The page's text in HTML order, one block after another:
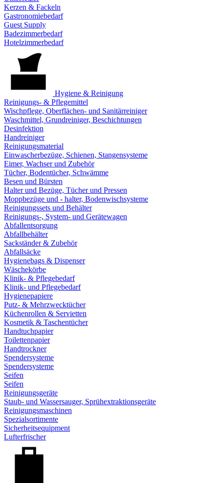
Kerzen & Fackeln
Gastronomiebedarf
Guest Supply
Badezimmerbedarf
Hotelzimmerbedarf
Hygiene & Reinigung
Reinigungs- & Pflegemittel
Wischpflege, Oberflächen- und Sanitärreiniger
Waschmittel, Grundreiniger, Beschichtungen
Desinfektion
Handreiniger
Reinigungsmaterial
Einwascherbezüge, Schienen, Stangensysteme
Eimer, Wachser und Zubehör
Tücher, Bodentücher, Schwämme
Besen und Bürsten
Halter und Bezüge, Tücher und Pressen
Moppbezüge und - halter, Bodenwischsysteme
Reinigungssets und Behälter
Reinigungs-, System- und Gerätewagen
Abfallentsorgung
Abfallbehälter
Sackständer & Zubehör
Abfallsäcke
Hygienebags & Dispenser
Wäschekörbe
Klinik- & Pflegebedarf
Klinik- und Pflegebedarf
Hygienepapiere
Putz- & Mehrzwecktücher
Küchenrollen & Servietten
Kosmetik & Taschentücher
Handtuchpapier
Toilettenpapier
Handtrockner
Spendersysteme
Spendersysteme
Seifen
Seifen
Reinigungsgeräte
Staub- und Wassersauger, Sprühextraktionsgeräte
Reinigungsmaschinen
Spezialsortimente
Sicherheitsequipment
Lufterfrischer